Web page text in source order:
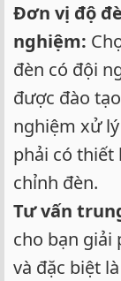
Đơn vị độ
nghiệm:
đèn có đội
được đào
nghiệm xử
phải có thiết
chỉnh đèn.
Tư vấn
cho bạn giải
và đặc biệt